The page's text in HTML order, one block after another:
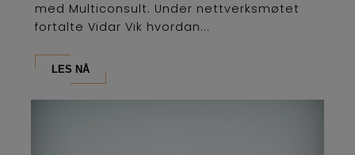
med Multiconsult. Under nettverksmøtet
fortalte Vidar Vik hvordan...
LES NÅ